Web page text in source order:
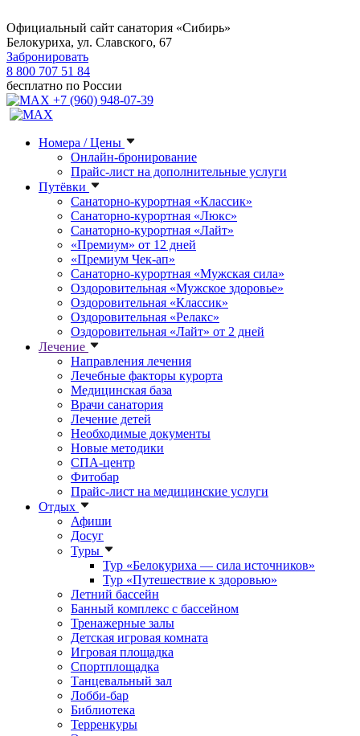
Официальный сайт санатория «Сибирь»
Белокуриха, ул. Славского, 67
Забронировать
8 800 707 51 84
бесплатно по России
+7 (960) 948-07-39
Номера / Цены
Онлайн-бронирование
Прайс-лист на дополнительные услуги
Путёвки
Санаторно-курортная «Классик»
Санаторно-курортная «Люкс»
Санаторно-курортная «Лайт»
«Премиум» от 12 дней
«Премиум Чек-ап»
Санаторно-курортная «Мужская сила»
Оздоровительная «Мужское здоровье»
Оздоровительная «Классик»
Оздоровительная «Релакс»
Оздоровительная «Лайт» от 2 дней
Лечение
Направления лечения
Лечебные факторы курорта
Медицинская база
Врачи санатория
Лечение детей
Необходимые документы
Новые методики
СПА-центр
Фитобар
Прайс-лист на медицинские услуги
Отдых
Афиши
Досуг
Туры
Тур «Белокуриха — сила источников»
Тур «Путешествие к здоровью»
Летний бассейн
Банный комплекс с бассейном
Тренажерные залы
Детская игровая комната
Игровая площадка
Спортплощадка
Танцевальный зал
Лобби-бар
Библиотека
Терренкуры